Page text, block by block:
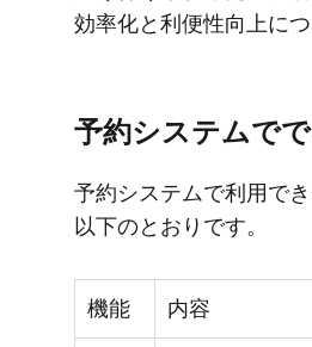
効率化と​利便性向上に​つ
予約システムで​
予約システムで​利用で
以下の​とおりです。
機能 内容